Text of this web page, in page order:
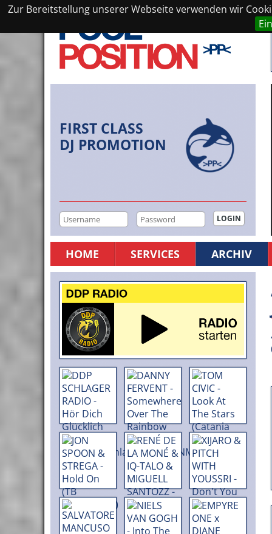
Zur Bereitstellung unserer Webseite verwenden wir
FIRST CLASS
DJ PROMOTION
HOME SERVICES ARCHIV